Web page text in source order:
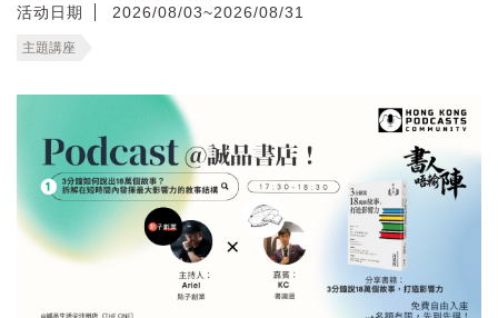
活动日期
2026/08/03~2026/08/31
主題講座